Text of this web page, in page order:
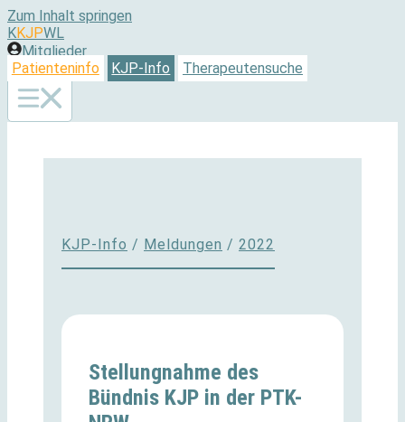
Zum Inhalt springen
KKJPWL
Mitglieder
Patienteninfo
KJP-Info Therapeutensuche
KJP-Info / Meldungen / 2022
Stellungnahme des
Bündnis KJP in der PTK-